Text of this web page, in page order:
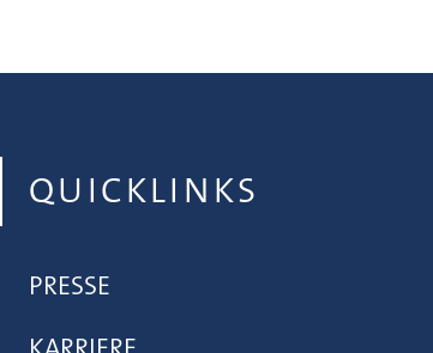
QUICKLINKS
PRESSE